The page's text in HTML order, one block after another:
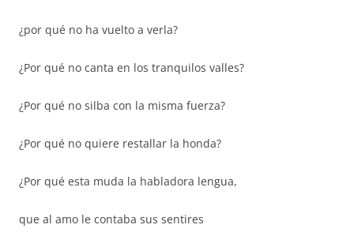
¿por qué no ha vuelto a verla?
¿Por qué no canta en los tranquilos valles?
¿Por qué no silba con la misma fuerza?
¿Por qué no quiere restallar la honda?
¿Por qué esta muda la habladora lengua,
que al amo le contaba sus sentires